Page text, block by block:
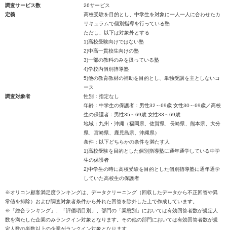
調査サービス数
26サービス
定義
高校受験を目的とし、中学生を対象に一人一人に合わせたカ
リキュラムで個別指導を行っている塾
ただし、以下は対象外とする
1)高校受験向けではない塾
2)中高一貫校生向けの塾
3)一部の教科のみを扱っている塾
4)学校内個別指導塾
5)他の教育教材の補助を目的とし、単独受講を主としないコ
ース
調査対象者
性別：指定なし
年齢：中学生の保護者：男性32～69歳 女性30～69歳／高校
生の保護者：男性35～69歳 女性33～69歳
地域：九州・沖縄（福岡県、佐賀県、長崎県、熊本県、大分
県、宮崎県、鹿児島県、沖縄県）
条件：以下どちらかの条件を満たす人
1)高校受験を目的とした個別指導塾に通年通学している中学
生の保護者
2)中学生の時に高校受験を目的とした個別指導塾に通年通学
していた高校生の保護者
※オリコン顧客満足度ランキングは、データクリーニング（回収したデータから不正回答や異
常値を排除）および調査対象者条件から外れた回答を除外した上で作成しています。
※「総合ランキング」、「評価項目別」、部門の「業態別」においては有効回答者数が規定人
数を満たした企業のみランクイン対象となります。その他の部門においては有効回答者数が規